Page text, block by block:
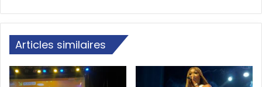
Articles similaires